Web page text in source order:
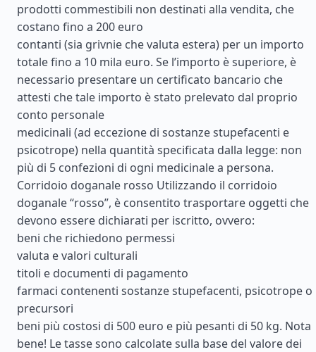
prodotti commestibili non destinati alla vendita, che
costano fino a 200 euro
contanti (sia grivnie che valuta estera) per un importo
totale fino a 10 mila euro. Se l’importo è superiore, è
necessario presentare un certificato bancario che
attesti che tale importo è stato prelevato dal proprio
conto personale
medicinali (ad eccezione di sostanze stupefacenti e
psicotrope) nella quantità specificata dalla legge: non
più di 5 confezioni di ogni medicinale a persona.
Corridoio doganale rosso Utilizzando il corridoio
doganale “rosso”, è consentito trasportare oggetti che
devono essere dichiarati per iscritto, ovvero:
beni che richiedono permessi
valuta e valori culturali
titoli e documenti di pagamento
farmaci contenenti sostanze stupefacenti, psicotrope o
precursori
beni più costosi di 500 euro e più pesanti di 50 kg. Nota
bene! Le tasse sono calcolate sulla base del valore dei